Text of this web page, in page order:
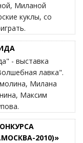
Миланой
куклы, со
- выставка
лавка".
Милана
Максим
2010)»